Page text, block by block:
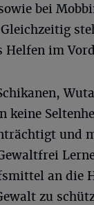
bei
Helfen im
keine
und
an die
zu